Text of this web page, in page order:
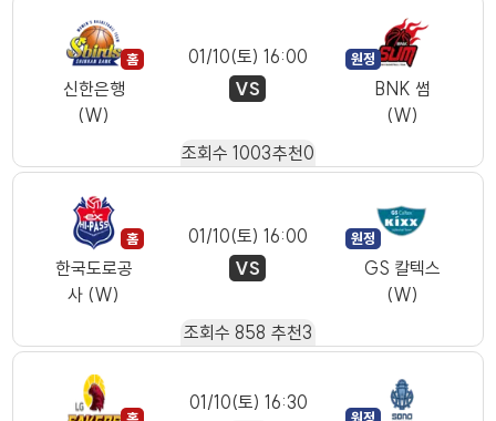
신한은행
(W)
01/10(토) 16:00
VS
BNK 썸
(W)
조회수 1003추천0
한국도로공
사 (W)
01/10(토) 16:00
VS
GS 칼텍스
(W)
조회수 858 추천3
01/10(토) 16:30